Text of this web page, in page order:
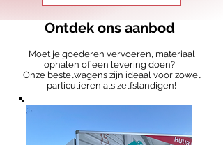
Ontdek ons aanbod
Moet je goederen vervoeren, materiaal
ophalen of een levering doen?
Onze bestelwagens zijn ideaal voor zowel
particulieren als zelfstandigen!